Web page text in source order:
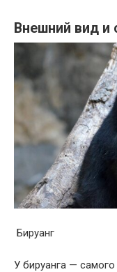
Внешний вид и
Бируанг
У бируанга —